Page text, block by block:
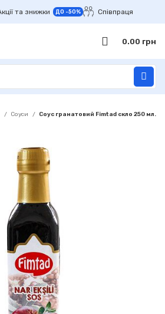
та знижки ДО -50% Співпраця
0.00 грн
Соуси Соус гранатовий Fimtad скло 250 мл.